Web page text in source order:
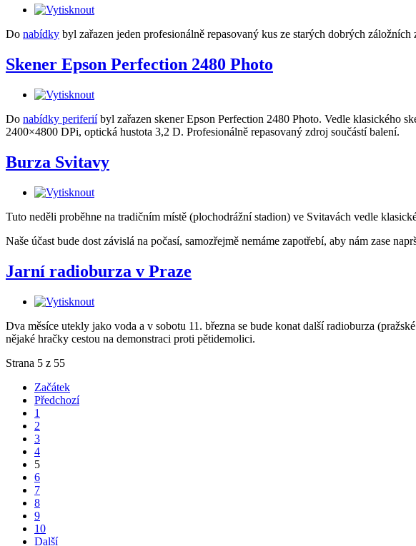
Do nabídky byl zařazen jeden profesionálně repasovaný kus ze starých dobrých
Skener Epson Perfection 2480 Photo
Do nabídky periferiíbyl zařazen skener Epson Perfection 2480 Photo. Vedle klasického
2400×4800 DPi, optická hustota 3,2 D. Profesionálně repasovaný zdroj součástí balení.
Burza Svitavy
Tuto neděli proběhne na tradičním místě (plochodrážní stadion) ve Svitavách vedle
Naše účast bude dost závislá na počasí, samozřejmě nemáme zapotřebí, aby nám zase
Jarní radioburza v Praze
Dva měsíce utekly jako voda a v sobotu 11. března se bude konat další radioburza
nějaké hračky cestou na demonstraci proti pětidemolici.
Strana 5 z 55
Začátek
Předchozí
1
2
3
4
5
6
7
8
9
10
Další